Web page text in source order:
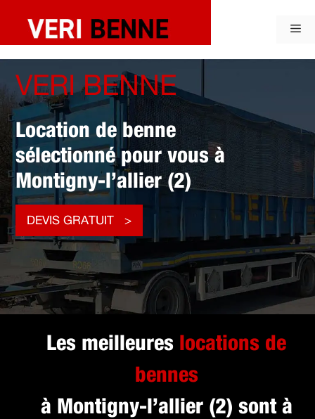
contenu
VERI BENNE
Location de benne
sélectionné pour vous à
Montigny-l’allier (2)
DEVIS GRATUIT
Les meilleures locations de
bennes
à Montigny-l’allier (2) sont à